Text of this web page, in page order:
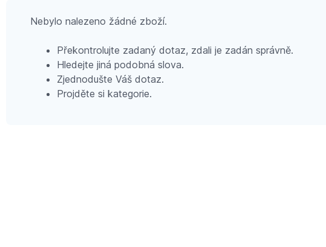
Nebylo nalezeno žádné zboží.
Překontrolujte zadaný dotaz, zdali je zadán správně.
Hledejte jiná podobná slova.
Zjednodušte Váš dotaz.
Projděte si kategorie.